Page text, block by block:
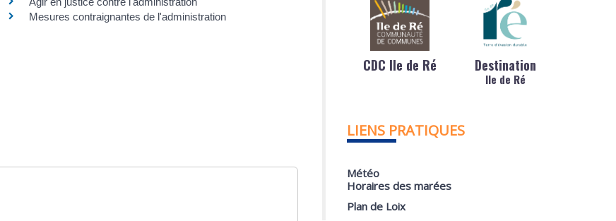
Mesures contraignantes de l'administration
CDC Ile de Ré Destination
Ile de Ré
LIENS PRATIQUES
Météo
Horaires des marées
Plan de Loix